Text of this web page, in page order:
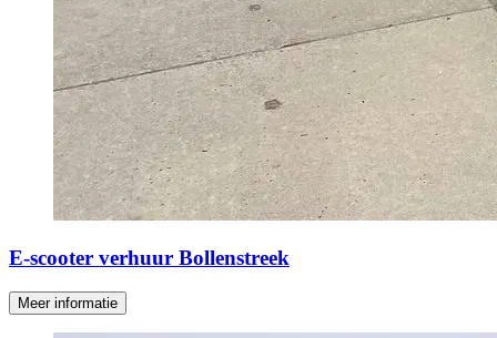
E-scooter verhuur Bollenstreek
Meer informatie